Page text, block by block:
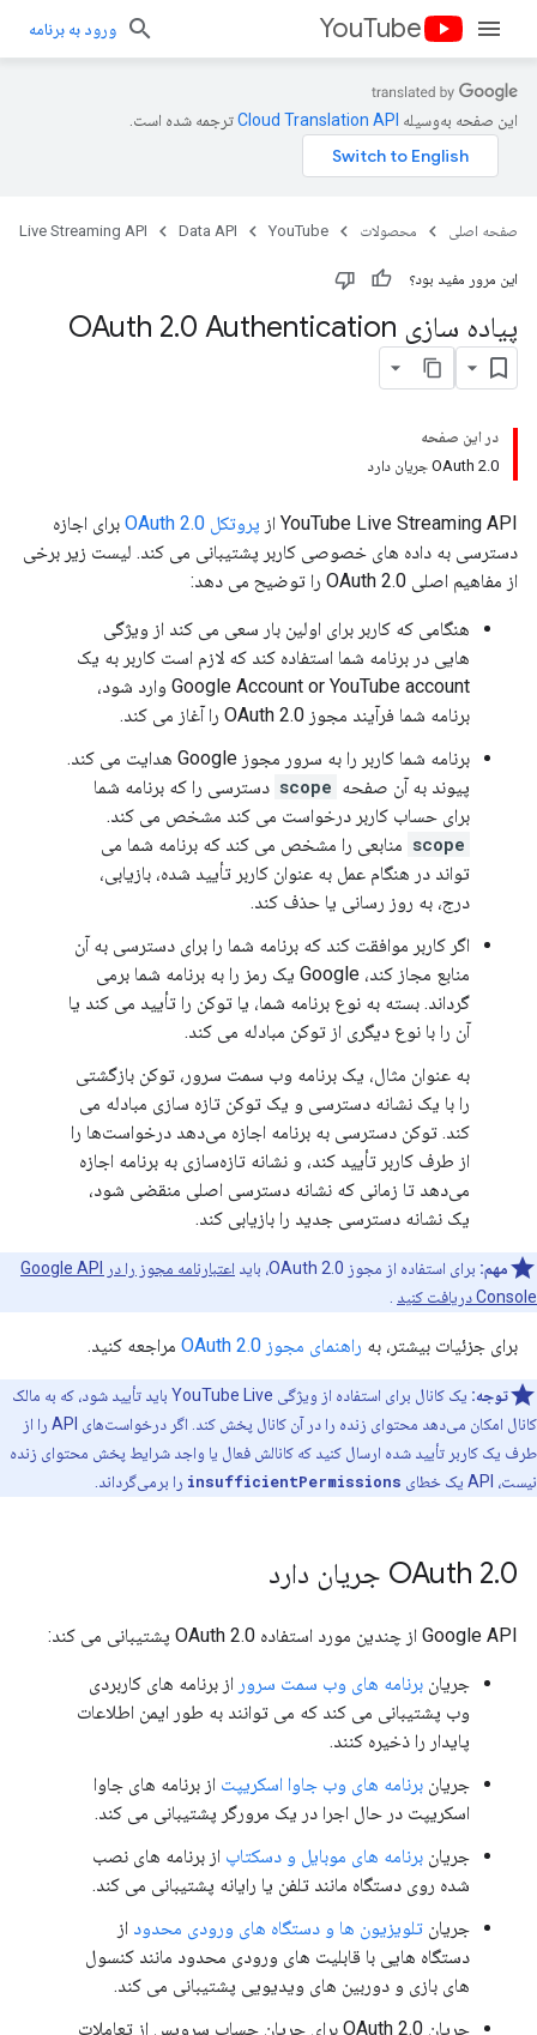
YouTube ورود به برنامه
این صفحه به‌وسیله ترجمه شده است.
صفحه اصلی محصولات YouTube
Data API
Live Streaming API
این مرور مفید بود؟
پیاده سازی OAuth 2 .0 Authentication
در این صفحه
OAuth 2.0 جریان دارد
YouTube Live Streaming API از پروتکل OAuth 2.0 برای اجازه
دسترسی به داده های خصوصی کاربر پشتیبانی می کند. لیست زیر برخی
از مفاهیم اصلی OAuth 2.0 را توضیح می دهد:
هنگامی که کاربر برای اولین بار سعی می کند از ویژگی
هایی در برنامه شما استفاده کند که لازم است کاربر به یک
Google Account or YouTube account وارد شود،
برنامه شما فرآیند مجوز OAuth 2.0 را آغاز می کند.
برنامه شما کاربر را به سرور مجوز Google هدایت می کند.
پیوند به آن صفحه scope دسترسی را که برنامه شما
برای حساب کاربر درخواست می کند مشخص می کند.
scope منابعی را مشخص می کند که برنامه شما می
تواند در هنگام عمل به عنوان کاربر تأیید شده، بازیابی،
درج، به روز رسانی یا حذف کند.
اگر کاربر موافقت کند که برنامه شما را برای دسترسی به آن
منابع مجاز کند، Google یک رمز را به برنامه شما برمی
گرداند. بسته به نوع برنامه شما، یا توکن را تأیید می کند یا
آن را با نوع دیگری از توکن مبادله می کند.
به عنوان مثال، یک برنامه وب سمت سرور، توکن بازگشتی
را با یک نشانه دسترسی و یک توکن تازه سازی مبادله می
کند. توکن دسترسی به برنامه اجازه می‌دهد درخواست‌ها را
از طرف کاربر تأیید کند، و نشانه تازه‌سازی به برنامه اجازه
می‌دهد تا زمانی که نشانه دسترسی اصلی منقضی شود،
یک نشانه دسترسی جدید را بازیابی کند.
مهم: برای استفاده از مجوز OAuth 2.0، باید
اعتبارنامه مجوز را در Google API
Console دریافت کنید
برای جزئیات بیشتر، به راهنمای مجوز OAuth 2.0 مراجعه کنید.
توجه:
یک کانال برای استفاده از ویژگی YouTube Live باید تأیید شود، که به مالک
کانال امکان می‌دهد محتوای زنده را در آن کانال پخش کند. اگر درخواست‌های API را از
طرف یک کاربر تأیید شده ارسال کنید که کانالش فعال یا واجد شرایط پخش محتوای زنده
نیست، API یک خطای
insufficientPermissions را برمی‌گرداند.
OAuth 2.0 جریان دارد
Google API از چندین مورد استفاده OAuth 2.0 پشتیبانی می کند:
جریان برنامه های وب سمت سرور از برنامه های کاربردی
وب پشتیبانی می کند که می توانند به طور ایمن اطلاعات
پایدار را ذخیره کنند.
جریان برنامه های وب جاوا اسکریپت از برنامه های جاوا
اسکریپت در حال اجرا در یک مرورگر پشتیبانی می کند.
جریان برنامه های موبایل و دسکتاپ از برنامه های نصب
شده روی دستگاه مانند تلفن یا رایانه پشتیبانی می کند.
جریان تلویزیون ها و دستگاه های ورودی محدود از
دستگاه هایی با قابلیت های ورودی محدود مانند کنسول
های بازی و دوربین های ویدیویی پشتیبانی می کند.
جریان OAuth 2.0 برای جریان حساب سرویس از تعاملات